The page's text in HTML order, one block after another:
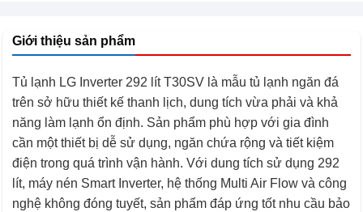
Giới thiệu sản phẩm
Tủ lạnh LG Inverter 292 lít T30SV là mẫu tủ lạnh ngăn đá
trên sở hữu thiết kế thanh lịch, dung tích vừa phải và khả
năng làm lạnh ổn định. Sản phẩm phù hợp với gia đình
cần một thiết bị dễ sử dụng, ngăn chứa rộng và tiết kiệm
điện trong quá trình vận hành. Với dung tích sử dụng 292
lít, máy nén Smart Inverter, hệ thống Multi Air Flow và công
nghệ không đóng tuyết, sản phẩm đáp ứng tốt nhu cầu bảo